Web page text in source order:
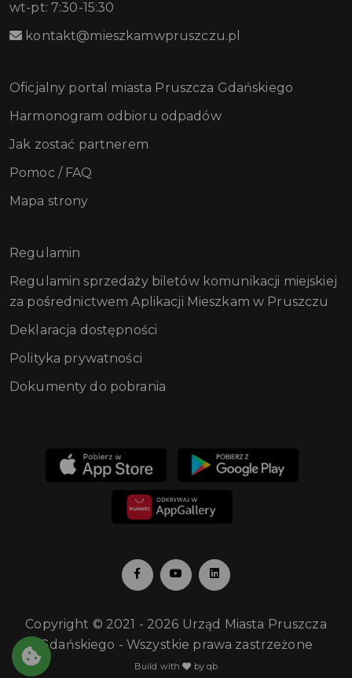
wt-pt: 7:30-15:30
kontakt@mieszkamwpruszczu.pl
Oficjalny portal miasta Pruszcza Gdańskiego
Harmonogram odbioru odpadów
Jak zostać partnerem
Pomoc / FAQ
Mapa strony
Regulamin
Regulamin sprzedaży biletów komunikacji miejskiej
za pośrednictwem Aplikacji Mieszkam w Pruszczu
Deklaracja dostępności
Polityka prywatności
Dokumenty do pobrania
Copyright © 2021 - 2026 Urząd Miasta Pruszcza
Gdańskiego - Wszystkie prawa zastrzeżone
Build with by qb